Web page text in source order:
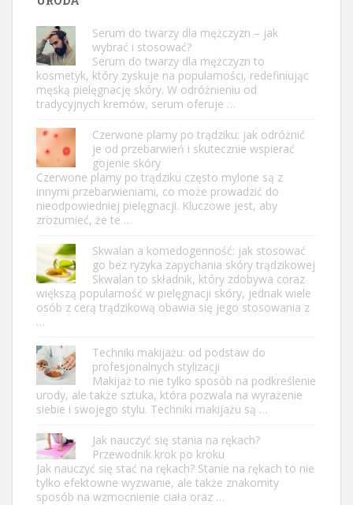
Serum do twarzy dla mężczyzn – jak
wybrać i stosować?
Serum do twarzy dla mężczyzn to
kosmetyk, który zyskuje na popularności, redefiniując
męską pielęgnację skóry. W odróżnieniu od
tradycyjnych kremów, serum oferuje …
Czerwone plamy po trądziku: jak odróżnić
je od przebarwień i skutecznie wspierać
gojenie skóry
Czerwone plamy po trądziku często mylone są z
innymi przebarwieniami, co może prowadzić do
nieodpowiedniej pielęgnacji. Kluczowe jest, aby
zrozumieć, że te …
Skwalan a komedogenność: jak stosować
go bez ryzyka zapychania skóry trądzikowej
Skwalan to składnik, który zdobywa coraz
większą popularność w pielęgnacji skóry, jednak wiele
osób z cerą trądzikową obawia się jego stosowania z
…
Techniki makijażu: od podstaw do
profesjonalnych stylizacji
Makijaż to nie tylko sposób na podkreślenie
urody, ale także sztuka, która pozwala na wyrażenie
siebie i swojego stylu. Techniki makijażu są …
Jak nauczyć się stania na rękach?
Przewodnik krok po kroku
Jak nauczyć się stać na rękach? Stanie na rękach to nie
tylko efektowne wyzwanie, ale także znakomity
sposób na wzmocnienie ciała oraz …